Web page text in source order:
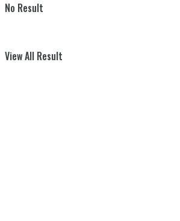
No Result
View All Result